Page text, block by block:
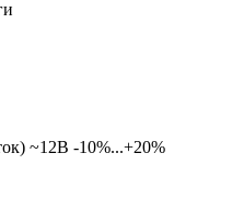
~12В -10%...+20%